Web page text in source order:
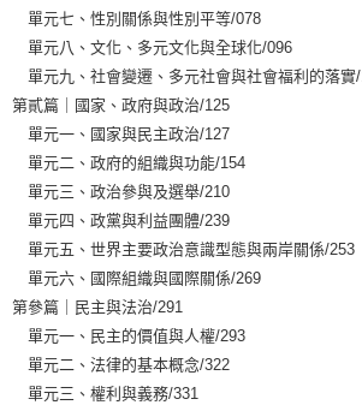
單元七、性別關係與性別平等/078
單元八、文化、多元文化與全球化/096
單元九、社會變遷、多元社會與社會福利的落實
第貳篇｜國家、政府與政治/125
單元一、國家與民主政治/127
單元二、政府的組織與功能/154
單元三、政治參與及選舉/210
單元四、政黨與利益團體/239
單元五、世界主要政治意識型態與兩岸關係/253
單元六、國際組織與國際關係/269
第參篇｜民主與法治/291
單元一、民主的價值與人權/293
單元二、法律的基本概念/322
單元三、權利與義務/331